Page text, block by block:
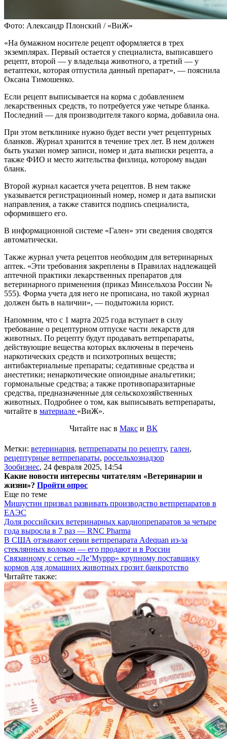
Фото: Александр Плонский / «ВиЖ»
«На бумажном носителе рецепт оформляется в трех
экземплярах. Первый остается у специалиста, выписавшего
рецепт, второй — у владельца животного, а третий — у
ветаптеки, которая отпустила данный препарат», — пояснила
Оксана Тимошенко.
Если рецепт выписывается на корма с добавлением
лекарственных средств, то потребуется уже четыре бланка.
Последний — для производителя такого корма, добавила она.
При этом ветклинике нужно будет вести учет рецептурных
бланков. Журнал хранится в течение трех лет. В нем должен
быть указан номер записи, номер и дата выписки рецепта, а
также ФИО и место жительства физлица, которому выдан
бланк.
Второй журнал касается учета рецептов. В нем также
указывается регистрационный номер, номер и дата выписки
направления, а также ставится подпись специалиста,
оформившего его.
В информационной системе «Гален» эти сведения сводятся
автоматически.
Также журнал учета рецептов необходим для ветеринарных
аптек. «Эти требования закреплены в Правилах надлежащей
аптечной практики лекарственных препаратов для
ветеринарного применения (приказ Минсельхоза России №
555). Форма учета для него не прописана, но такой журнал
должен быть в наличии», — подытожила юрист.
Напомним, что с 1 марта 2025 года вступает в силу
требование о рецептурном отпуске части лекарств для
животных. По рецепту будут продавать ветпрепараты,
действующие вещества которых включены в перечень
наркотических средств и психотропных веществ;
антибактериальные препараты; седативные средства и
анестетики; ненаркотические опиоидные анальгетики;
гормональные средства; а также противопаразитарные
средства, предназначенные для сельскохозяйственных
животных. Подробнее о том, как выписывать ветпрепараты,
читайте в материале «ВиЖ».
Читайте нас в Макс и ВК
Метки: ветеринария, ветпрепараты по рецепту, гален,
рецептурные ветпрепараты, россельхознадзор
Зообизнес, 24 февраля 2025, 14:54
Какие новости интересны читателям «Ветеринарии и
жизни»? Пройти опрос
Еще по теме
Мишустин призвал развивать производство ветпрепаратов в
ЕАЭС
Доля российских ветеринарных кардиопрепаратов за четыре
года выросла в 7 раз — RNC Pharma
В США отзывают серии ветпрепарата Adequan из-за
стеклянных волокон — его продают и в России
Связанному с сетью «Ле’Муррр» крупному поставщику
кормов для домашних животных грозит банкротство
Читайте также: